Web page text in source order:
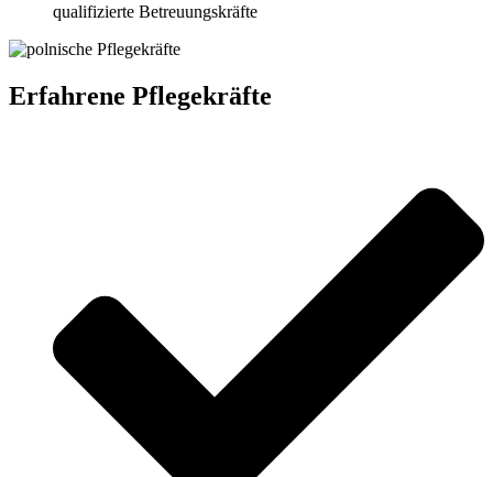
qualifizierte Betreuungskräfte
Erfahrene Pflegekräfte